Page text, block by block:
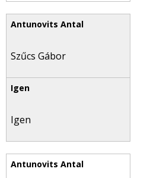
Szűcs Gábor
Igen